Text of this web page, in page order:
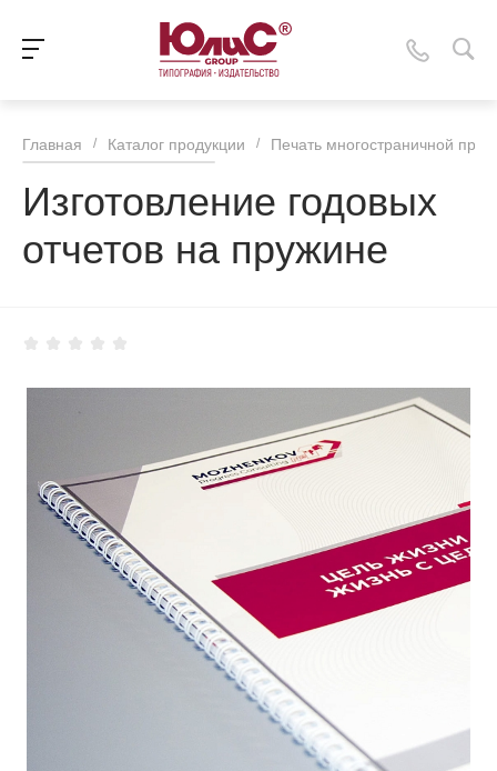
Главная / Каталог продукции / Печать многостраничной
Изготовление годовых
отчетов на пружине